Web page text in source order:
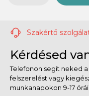
Szakértő
Kérdésed
Telefonon segít neked
felszerelést vagy
munkanapokon 9-17